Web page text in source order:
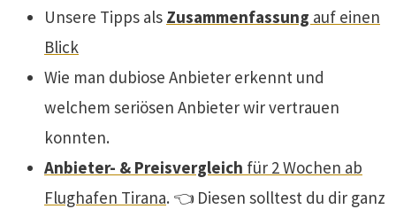
Unsere Tipps als Zusammenfassung auf einen
Blick
Wie man dubiose Anbieter erkennt und
welchem seriösen Anbieter wir vertrauen
konnten.
Anbieter- & Preisvergleich für 2 Wochen ab
Flughafen Tirana. 👈 Diesen solltest du dir ganz